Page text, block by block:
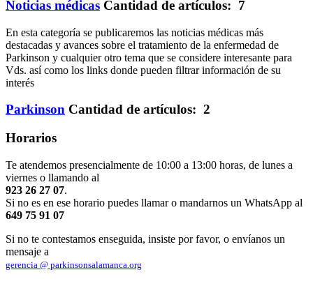
Noticias médicas Cantidad de artículos: 7
En esta categoría se publicaremos las noticias médicas más
destacadas y avances sobre el tratamiento de la enfermedad de
Parkinson y cualquier otro tema que se considere interesante para
Vds. así como los links donde pueden filtrar información de su
interés
Parkinson Cantidad de artículos: 2
Horarios
Te atendemos presencialmente de 10:00 a 13:00 horas, de lunes a
viernes o llamando al
923 26 27 07.
Si no es en ese horario puedes llamar o mandarnos un WhatsApp al
649 75 91 07
Si no te contestamos enseguida, insiste por favor, o envíanos un
mensaje a
gerencia @ parkinsonsalamanca.org